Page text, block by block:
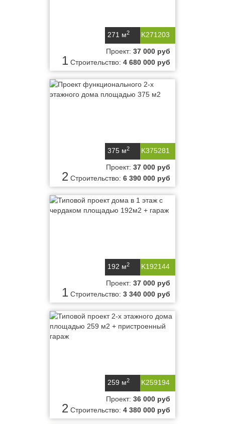
K271203
271 м2
1
Проект: 37 000 руб
Строительство: 4 680 000 руб
K375281
375 м2
2
Проект: 37 000 руб
Строительство: 6 390 000 руб
K192144
192 м2
1
Проект: 37 000 руб
Строительство: 3 340 000 руб
K259194
259 м2
2
Проект: 36 000 руб
Строительство: 4 380 000 руб